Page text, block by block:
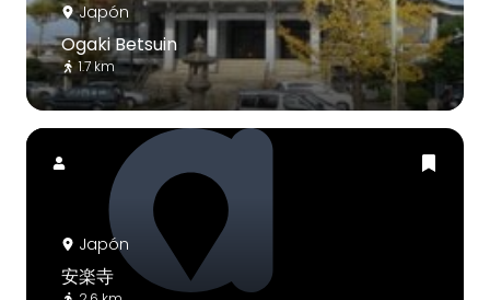
Japón
Ogaki Betsuin
1.7 km
Japón
安楽寺